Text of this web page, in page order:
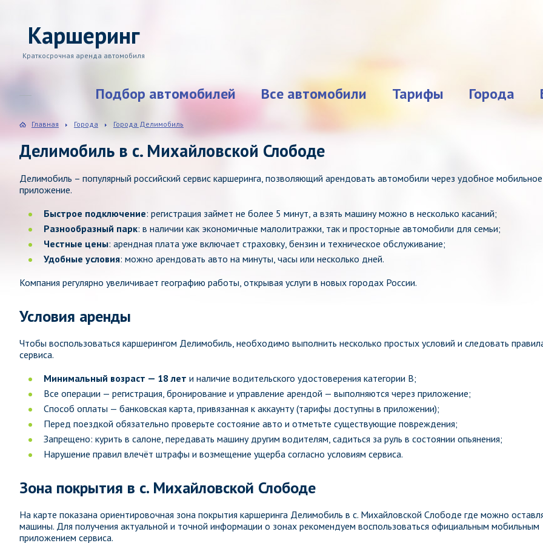
Каршеринг
Краткосрочная аренда автомобиля
Подбор автомобилей Все автомобили Тарифы Города
Главная Города Города Делимобиль
Делимобиль в с. Михайловской Слободе
Делимобиль – популярный российский сервис каршеринга, позволяющий арендовать автомобили через удобное мобильное
приложение.
Быстрое подключение: регистрация займет не более 5 минут, а взять машину можно в несколько касаний;
Разнообразный парк: в наличии как экономичные малолитражки, так и просторные автомобили для семьи;
Честные цены: арендная плата уже включает страховку, бензин и техническое обслуживание;
Удобные условия: можно арендовать авто на минуты, часы или несколько дней.
Компания регулярно увеличивает географию работы, открывая услуги в новых городах России.
Условия аренды
Чтобы воспользоваться каршерингом Делимобиль, необходимо выполнить несколько простых условий и следовать
сервиса.
Минимальный возраст — 18 лет и наличие водительского удостоверения категории B;
Все операции — регистрация, бронирование и управление арендой — выполняются через приложение;
Способ оплаты — банковская карта, привязанная к аккаунту (тарифы доступны в приложении);
Перед поездкой обязательно проверьте состояние авто и отметьте существующие повреждения;
Запрещено: курить в салоне, передавать машину другим водителям, садиться за руль в состоянии опьянения;
Нарушение правил влечёт штрафы и возмещение ущерба согласно условиям сервиса.
Зона покрытия в с. Михайловской Слободе
На карте показана ориентировочная зона покрытия каршеринга Делимобиль в с. Михайловской Слободе где можно
машины. Для получения актуальной и точной информации о зонах рекомендуем воспользоваться официальным мобильным
приложением сервиса.